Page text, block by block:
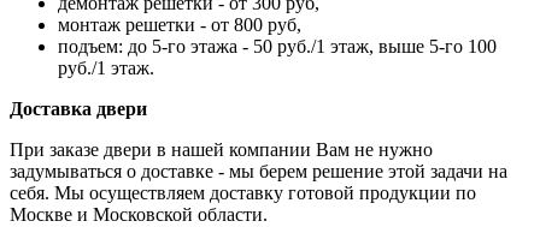
монтаж решетки - от 800 руб,
подъем: до 5-го этажа - 50 руб./1 этаж, выше 5-го 100
руб./1 этаж.
Доставка двери
При заказе двери в нашей компании Вам не нужно
задумываться о доставке - мы берем решение этой задачи на
себя. Мы осуществляем доставку готовой продукции по
Москве и Московской области.